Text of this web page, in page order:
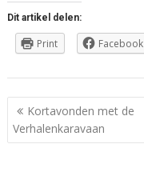
Dit artikel delen:
Print Facebook
Berichtnavigatie
Kortavonden met de
Verhalenkaravaan